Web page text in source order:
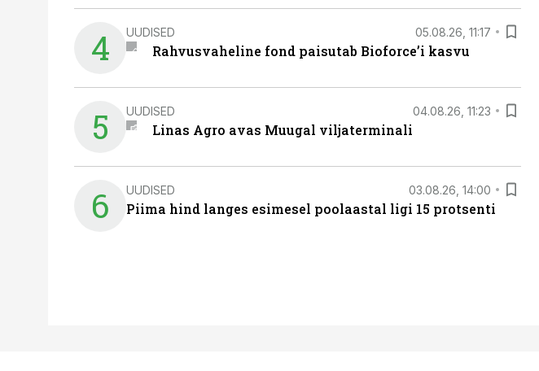
4 UUDISED 05.08.26, 11:17
Rahvusvaheline fond paisutab Bioforce’i kasvu
5 UUDISED 04.08.26, 11:23
Linas Agro avas Muugal viljaterminali
6 UUDISED 03.08.26, 14:00
Piima hind langes esimesel poolaastal ligi 15 protsenti